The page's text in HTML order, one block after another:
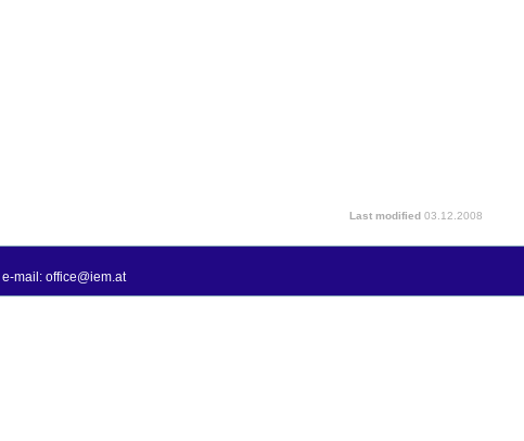
Last modified 03.12.2008
e-mail: office@iem.at